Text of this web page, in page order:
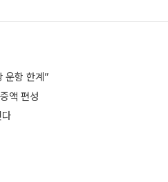
운항 한계”
액 편성